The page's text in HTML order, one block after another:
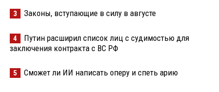
3 Законы, вступающие в силу в августе
4
Путин расширил список лиц с судимостью для
заключения контракта с ВС РФ
5 Сможет ли ИИ написать оперу и спеть арию